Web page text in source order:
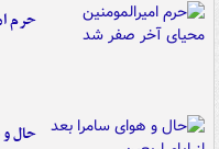
حرم
حال و